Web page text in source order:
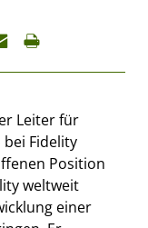
Leiter für
Fidelity
Position
weltweit
einer